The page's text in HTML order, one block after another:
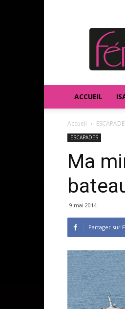
FEMIVIN
ACCUEIL
Accueil
ESCAPADES
Ma
9 mai 2014
Partager sur